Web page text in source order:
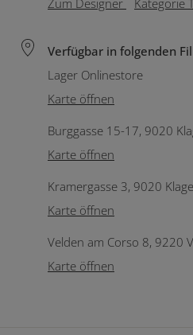
Zum Designer Kategorie
Verfügbar in folgenden
Lager Onlinestore
Karte öffnen
Burggasse 15-17, 9020
Karte öffnen
Kramergasse 3, 9020
Karte öffnen
Velden am Corso 8, 9220
Karte öffnen